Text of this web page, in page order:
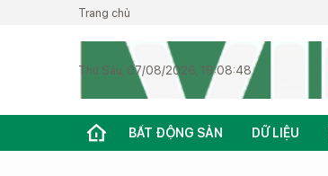
Trang chủ
Thứ Sáu, 07/08/2026, 19:08:48
BẤT ĐỘNG SẢN DỮ LIỆU